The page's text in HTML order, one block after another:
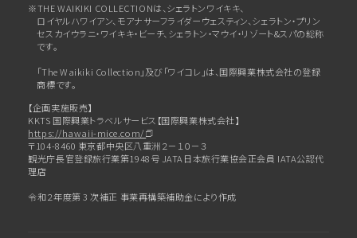
※THE WAIKIKI COLLECTIONは、シェラトンワイキキ、
ロイヤルハワイアン、 モアナサーフライダーウェスティン、シェラトン・プリン
セスカイウラニ・ワイキキ・ビーチ、 シェラトン・マウイ・リゾート&スパの総称
です。
「The Waikiki Collection」及び「ワイコレ」は、国際興業株式会社の登録
商標です。
【企画実施販売】
KKTS 国際興業トラベルサービス【国際興業株式会社】
https://hawaii-mice.com/
〒104-8460 東京都中央区八重洲２－１０－３
観光庁長官登録旅行業第1948号 JATA日本旅行業協会正会員 IATA公認代
理店
令和２年度第 3 次補正 事業再構築補助金により作成